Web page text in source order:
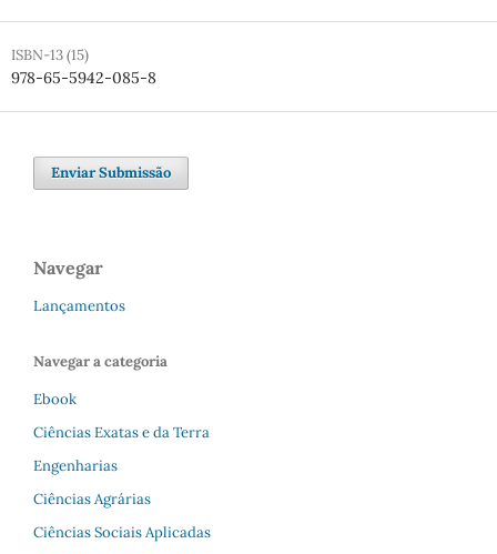
ISBN-13 (15)
978-65-5942-085-8
Enviar Submissão
Navegar
Lançamentos
Navegar a categoria
Ebook
Ciências Exatas e da Terra
Engenharias
Ciências Agrárias
Ciências Sociais Aplicadas